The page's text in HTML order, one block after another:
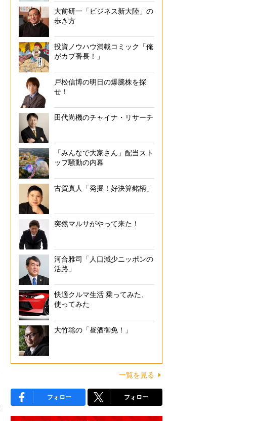
大前研一「ビジネス新大陸」の
歩き方
投資ノウハウ満載コミック「俺
がカブ番長！」
戸松信博の明日の爆騰株を探
せ！
田代尚機のチャイナ・リサーチ
「みんなで大家さん」配当スト
ップ騒動の内幕
古賀真人「発掘！好決算銘柄」
突然マルサがやって来た！
河合雅司「人口減少ニッポンの
活路」
快適クルマ生活 乗ってみた、
使ってみた
大竹聡の「昼酒御免！」
一覧を見る
フォロー フォロー